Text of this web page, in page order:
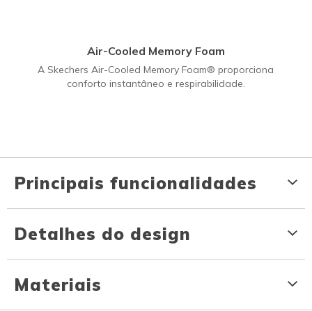
Air-Cooled Memory Foam
A Skechers Air-Cooled Memory Foam® proporciona
conforto instantâneo e respirabilidade.
Principais funcionalidades
Detalhes do design
Materiais